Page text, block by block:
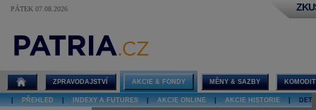
PÁTEK 07.08.2026
Banking Group
Preference
Stock, MiFID
Eligible
Security,
ZPRAVODAJSTVÍ AKCIE & FONDY MĚNY & SAZBY
PŘEHLED INDEXY A FUTURES AKCIE ONLINE AKCIE HISTORIE